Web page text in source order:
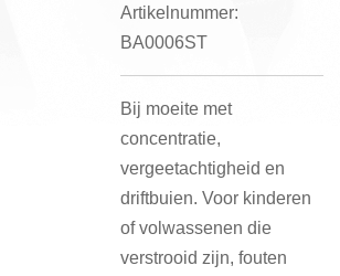
Artikelnummer:
BA0006ST
Bij moeite met
concentratie,
vergeetachtigheid en
driftbuien. Voor kinderen
of volwassenen die
verstrooid zijn, fouten